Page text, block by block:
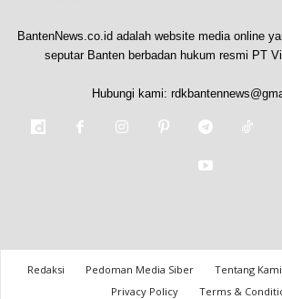
BantenNews.co.id adalah website media online
seputar Banten berbadan hukum resmi PT
Hubungi kami:
Redaksi Pedoman Media Siber Tentang Kami
Privacy Policy
Terms &